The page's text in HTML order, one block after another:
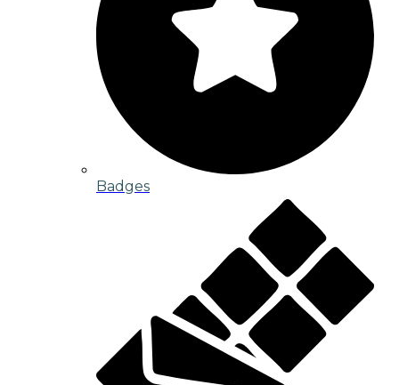
Badges